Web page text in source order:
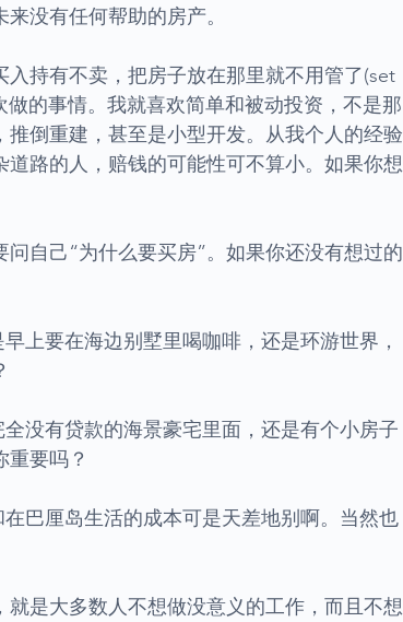
没有任何帮助的房产。
持有不卖，把房子放在那里就不用管了(set
的事情。我就喜欢简单和被动投资，不是那
倒重建，甚至是小型开发。从我个人的经验
路的人，赔钱的可能性可不算小。如果你想
自己“为什么要买房”。如果你还没有想过的
上要在海边别墅里喝咖啡，还是环游世界，
没有贷款的海景豪宅里面，还是有个小房子
要吗？
巴厘岛生活的成本可是天差地别啊。当然也
是大多数人不想做没意义的工作，而且不想